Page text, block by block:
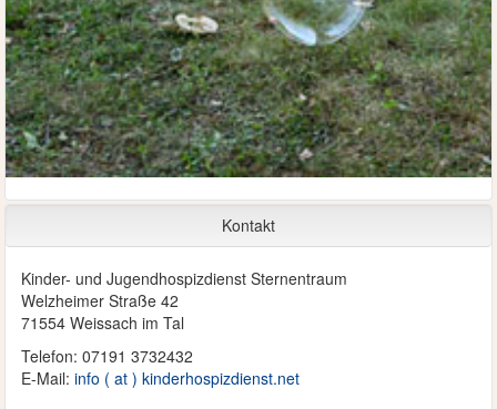
Kontakt
Kinder- und Jugendhospizdienst Sternentraum
Welzheimer Straße 42
71554 Weissach im Tal
Telefon: 07191 3732432
E-Mail: info ( at ) kinderhospizdienst.net